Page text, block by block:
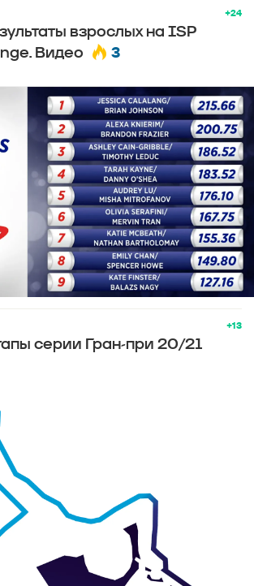
+24
взрослых на ISP
Видео
3
+13
серии Гран-при 20/21